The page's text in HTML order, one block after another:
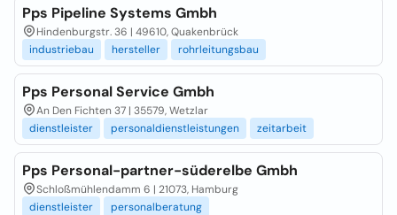
Pps Pipeline Systems Gmbh
Hindenburgstr. 36 | 49610, Quakenbrück
industriebau
hersteller rohrleitungsbau
Pps Personal Service Gmbh
An Den Fichten 37 | 35579, Wetzlar
dienstleister
personaldienstleistungen zeitarbeit
Pps Personal-partner-süderelbe Gmbh
Schloßmühlendamm 6 | 21073, Hamburg
dienstleister
personalberatung